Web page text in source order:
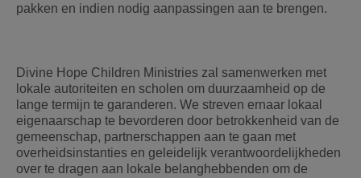
pakken en indien nodig aanpassingen aan te brengen.
Divine Hope Children Ministries zal samenwerken met
lokale autoriteiten en scholen om duurzaamheid op de
lange termijn te garanderen. We streven ernaar lokaal
eigenaarschap te bevorderen door betrokkenheid van de
gemeenschap, partnerschappen aan te gaan met
overheidsinstanties en geleidelijk verantwoordelijkheden
over te dragen aan lokale belanghebbenden om de